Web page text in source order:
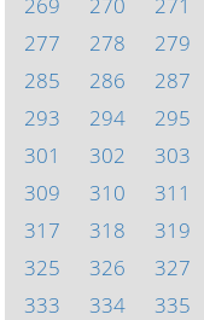
277
278 279
285
286 287
293
294 295
301
302 303
309
310 311
317
318 319
325
326 327
333
334 335